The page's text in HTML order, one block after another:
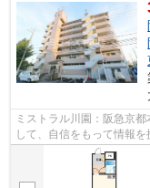
ミストラル川園：阪急京
して、自信をもって情報
初期費用がお支払いいただ